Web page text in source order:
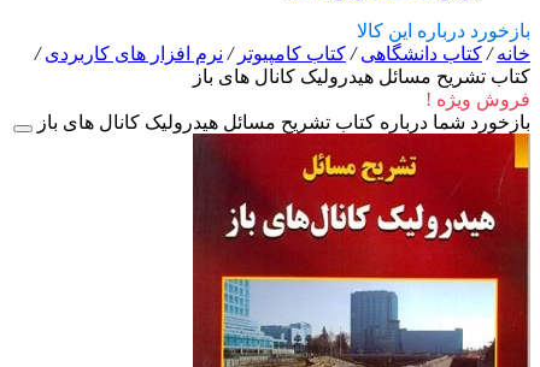
بازخورد درباره این کالا
خانه/ کتاب دانشگاهی/ کتاب کامپیوتر / نرم افزار های کاربردی/
کتاب تشریح مسائل هیدرولیک کانال های باز
فروش ویژه !
بازخورد شما درباره کتاب تشریح مسائل هیدرولیک کانال های باز